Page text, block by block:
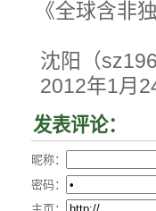
《全球含非
沈阳（
‎2012‎年‎1‎月‎
发表评论：
昵称：
密码：